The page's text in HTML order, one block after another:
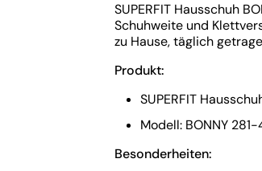
SUPERFIT Hausschuh
Schuhweite und
zu Hause, täglich
Produkt:
SUPERFIT
Modell: BONNY
Besonderheiten: